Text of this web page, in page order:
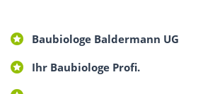
Baubiologe Baldermann UG
Ihr Baubiologe Profi.